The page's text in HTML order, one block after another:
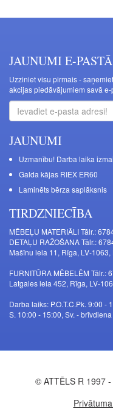
JAUNUMI E-PASTĀ
Uzziniet visu pirmais -
akcijas piedāvājumiem savā e-
JAUNUMI
Uzmanību! Darba laika
Galda kājas RIEX ER60
Laminēts bērza saplāksnis
TIRDZNIECĪBA
MĒBEĻU MATERIĀLI Tālr.:
DETAĻU RAŽOŠANA Tālr.:
Mašīnu iela 11, Rīga, LV-1063,
FURNITŪRA MĒBELĒM Tālr.:
Latgales iela 452, Rīga, LV-
Darba laiks: P.O.T.C.Pk. 9:00 -
S. 10:00 - 15:00, Sv. - brīvdiena
© ATTĒLS R 1997